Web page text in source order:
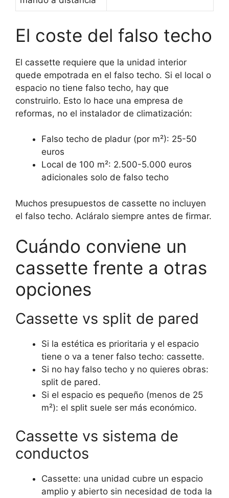
El coste del falso techo
El cassette requiere que la unidad interior
quede empotrada en el falso techo. Si el local o
espacio no tiene falso techo, hay que
construirlo. Esto lo hace una empresa de
reformas, no el instalador de climatización:
Falso techo de pladur (por m²): 25-50
euros
Local de 100 m²: 2.500-5.000 euros
adicionales solo de falso techo
Muchos presupuestos de cassette no incluyen
el falso techo. Acláralo siempre antes de firmar.
Cuándo conviene un
cassette frente a otras
opciones
Cassette vs split de pared
Si la estética es prioritaria y el espacio
tiene o va a tener falso techo: cassette.
Si no hay falso techo y no quieres obras:
split de pared.
Si el espacio es pequeño (menos de 25
m²): el split suele ser más económico.
Cassette vs sistema de
conductos
Cassette: una unidad cubre un espacio
amplio y abierto sin necesidad de toda la